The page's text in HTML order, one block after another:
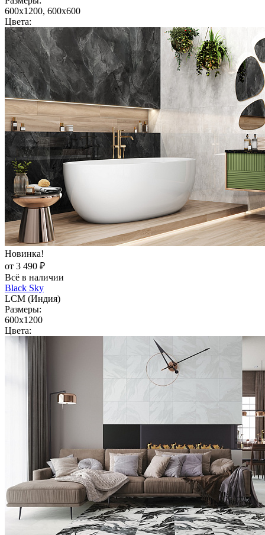
600x1200, 600x600
Цвета:
Новинка!
от 3 490 ₽
Всё в наличии
Black Sky
LCM (Индия)
Размеры:
600x1200
Цвета: